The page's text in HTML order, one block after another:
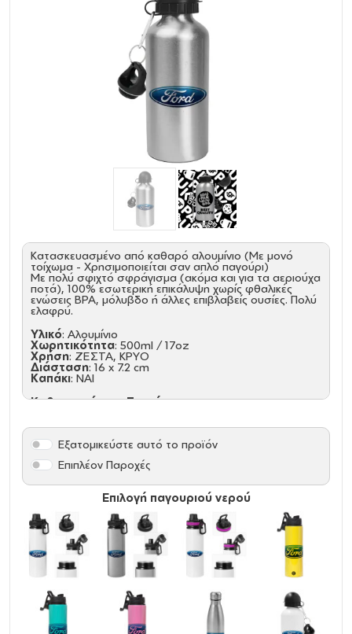
Κατασκευασμένο από καθαρό αλουμίνιο (Με μονό
τοίχωμα - Χρησιμοποιείται σαν απλό παγούρι)
Με πολύ σφιχτό σφράγισμα (ακόμα και για τα αεριούχα
ποτά), 100% εσωτερική επικάλυψη χωρίς φθαλικές
ενώσεις ΒΡΑ, μόλυβδο ή άλλες επιβλαβείς ουσίες. Πολύ
ελαφρύ.
Υλικό: Αλουμίνιο
Χωρητικότητα: 500ml / 17oz
Χρήση: ΖΕΣΤΑ, ΚΡΥΟ
Διάσταση: 16 x 7.2 cm
Καπάκι: NAI
Καθαρισμός και Συντήρηση:
Κρατήστε το ακάλυπτο και άδειο για την αποθήκευση,
Δεν είναι ασφαλές στο πλυντήριο πιάτων, Δεν είναι
κατάλληλο για φούρνο μικροκυμάτων, Μην καταψύχετε.
Επιλογή παγουριού νερού
Εξατομικεύστε αυτό το προϊόν
Επιπλέον Παροχές